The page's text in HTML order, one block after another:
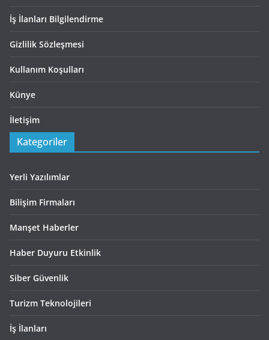
İş İlanları Bilgilendirme
Gizlilik Sözleşmesi
Kullanım Koşulları
Künye
İletişim
Kategoriler
Yerli Yazılımlar
Bilişim Firmaları
Manşet Haberler
Haber Duyuru Etkinlik
Siber Güvenlik
Turizm Teknolojileri
İş İlanları